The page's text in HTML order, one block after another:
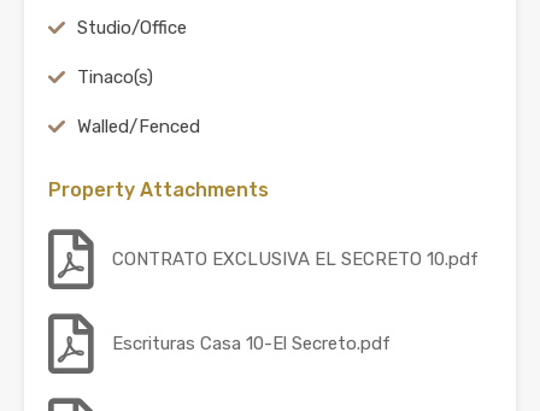
Studio/Office
Tinaco(s)
Walled/Fenced
Property Attachments
CONTRATO EXCLUSIVA EL SECRETO 10.pdf
Escrituras Casa 10-El Secreto.pdf